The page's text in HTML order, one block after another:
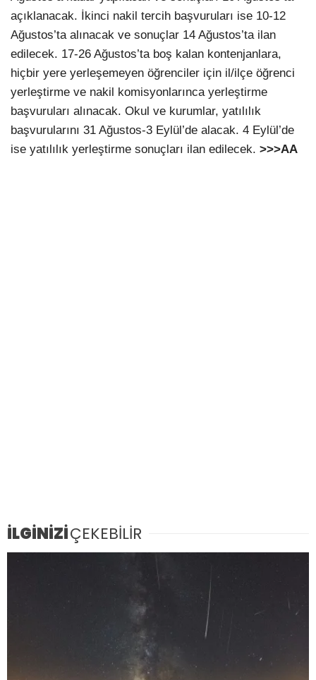
açıklanacak. İkinci nakil tercih başvuruları ise 10-12
Ağustos’ta alınacak ve sonuçlar 14 Ağustos’ta ilan
edilecek. 17-26 Ağustos’ta boş kalan kontenjanlara,
hiçbir yere yerleşemeyen öğrenciler için il/ilçe öğrenci
yerleştirme ve nakil komisyonlarınca yerleştirme
başvuruları alınacak. Okul ve kurumlar, yatılılık
başvurularını 31 Ağustos-3 Eylül’de alacak. 4 Eylül’de
ise yatılılık yerleştirme sonuçları ilan edilecek. >>>AA
İLGİNİZİÇEKEBİLİR